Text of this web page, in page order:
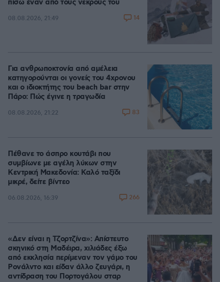
πίσω έναν από τους νεκρούς του
08.08.2026, 21:49 14
Για ανθρωποκτονία από αμέλεια
κατηγορούνται οι γονείς του 4χρονου
και ο ιδιοκτήτης του beach bar στην
Πάρο: Πώς έγινε η τραγωδία
08.08.2026, 21:22 83
Πέθανε το άσπρο κουτάβι που
συμβίωνε με αγέλη λύκων στην
Κεντρική Μακεδονία: Καλό ταξίδι
μικρέ, δείτε βίντεο
06.08.2026, 16:39 266
«Δεν είναι η Τζορτζίνα»: Απίστευτο
σκηνικό στη Μαδέιρα, χιλιάδες έξω
από εκκλησία περίμεναν τον γάμο του
Ρονάλντο και είδαν άλλο ζευγάρι, η
αντίδραση του Πορτογάλου σταρ